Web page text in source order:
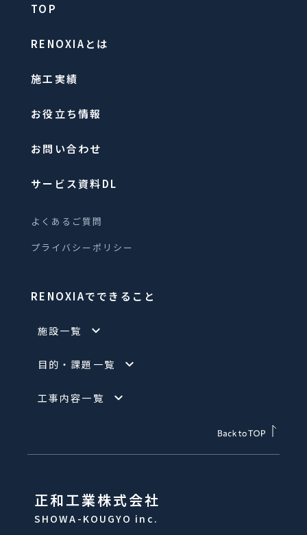
TOP
RENOXIAとは
施工実績
お役立ち情報
お問い合わせ
サービス資料DL
よくあるご質問
プライバシーポリシー
RENOXIAでできること
施設一覧
目的・課題一覧
工事内容一覧
正和工業株式会社
SHOWA-KOUGYO inc.